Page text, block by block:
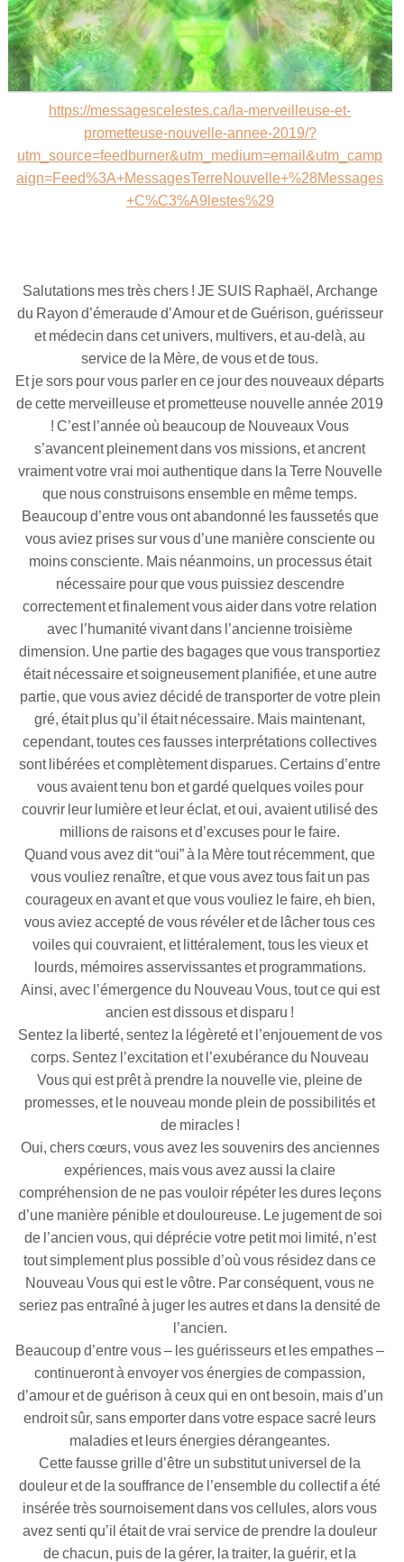
Maitre Hilarion, Maitre du Rayon Vert !
Archange Raphaël rayon émeraude !
Invocation à la flamme de guérison !
https://messagescelestes.ca/la-merveilleuse-et-
prometteuse-nouvelle-annee-2019/?
utm_source=feedburner&utm_medium=email&utm_camp
aign=Feed%3A+MessagesTerreNouvelle+%28Messages
+C%C3%A9lestes%29
Salutations mes très chers ! JE SUIS Raphaël, Archange
du Rayon d’émeraude d’Amour et de Guérison, guérisseur
et médecin dans cet univers, multivers, et au-delà, au
service de la Mère, de vous et de tous.
Et je sors pour vous parler en ce jour des nouveaux départs
de cette merveilleuse et prometteuse nouvelle année 2019
! C’est l’année où beaucoup de Nouveaux Vous
s’avancent pleinement dans vos missions, et ancrent
vraiment votre vrai moi authentique dans la Terre Nouvelle
que nous construisons ensemble en même temps.
Beaucoup d’entre vous ont abandonné les faussetés que
vous aviez prises sur vous d’une manière consciente ou
moins consciente. Mais néanmoins, un processus était
nécessaire pour que vous puissiez descendre
correctement et finalement vous aider dans votre relation
avec l’humanité vivant dans l’ancienne troisième
dimension. Une partie des bagages que vous transportiez
était nécessaire et soigneusement planifiée, et une autre
partie, que vous aviez décidé de transporter de votre plein
gré, était plus qu’il était nécessaire. Mais maintenant,
cependant, toutes ces fausses interprétations collectives
sont libérées et complètement disparues. Certains d’entre
vous avaient tenu bon et gardé quelques voiles pour
couvrir leur lumière et leur éclat, et oui, avaient utilisé des
millions de raisons et d’excuses pour le faire.
Quand vous avez dit “oui” à la Mère tout récemment, que
vous vouliez renaître, et que vous avez tous fait un pas
courageux en avant et que vous vouliez le faire, eh bien,
vous aviez accepté de vous révéler et de lâcher tous ces
voiles qui couvraient, et littéralement, tous les vieux et
lourds, mémoires asservissantes et programmations.
Ainsi, avec l’émergence du Nouveau Vous, tout ce qui est
ancien est dissous et disparu !
Sentez la liberté, sentez la légèreté et l’enjouement de vos
corps. Sentez l’excitation et l’exubérance du Nouveau
Vous qui est prêt à prendre la nouvelle vie, pleine de
promesses, et le nouveau monde plein de possibilités et
de miracles !
Oui, chers cœurs, vous avez les souvenirs des anciennes
expériences, mais vous avez aussi la claire
compréhension de ne pas vouloir répéter les dures leçons
d’une manière pénible et douloureuse. Le jugement de soi
de l’ancien vous, qui déprécie votre petit moi limité, n’est
tout simplement plus possible d’où vous résidez dans ce
Nouveau Vous qui est le vôtre. Par conséquent, vous ne
seriez pas entraîné à juger les autres et dans la densité de
l’ancien.
Beaucoup d’entre vous – les guérisseurs et les empathes –
continueront à envoyer vos énergies de compassion,
d’amour et de guérison à ceux qui en ont besoin, mais d’un
endroit sûr, sans emporter dans votre espace sacré leurs
maladies et leurs énergies dérangeantes.
Cette fausse grille d’être un substitut universel de la
douleur et de la souffrance de l’ensemble du collectif a été
insérée très sournoisement dans vos cellules, alors vous
avez senti qu’il était de vrai service de prendre la douleur
de chacun, puis de la gérer, la traiter, la guérir, et la